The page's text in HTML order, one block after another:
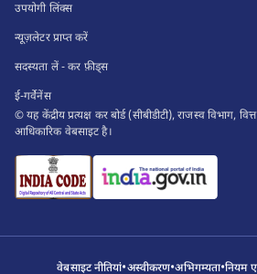
उपयोगी लिंक्स
न्यूज़लेटर प्राप्त करें
सदस्यता लें - कर फ़ीड्स
ई-गर्वेनेंस
© यह केंद्रीय प्रत्यक्ष कर बोर्ड (सीबीडीटी), राजस्व विभाग,
आधिकारिक वेबसाइट है।
वेबसाइट नीतियां•अस्वीकरण•अभिगम्यता•नियम